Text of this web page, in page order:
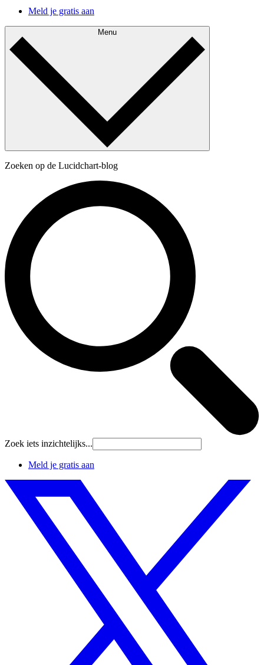
Meld je gratis aan
Menu
Zoeken op de Lucidchart-blog
Zoek iets inzichtelijks...
Meld je gratis aan